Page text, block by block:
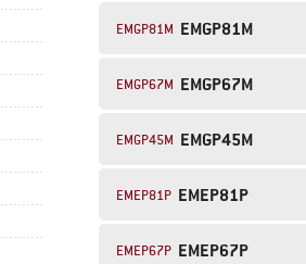
EMGP81M EMGP81M
EMGP67M EMGP67M
EMGP45M EMGP45M
EMEP81P EMEP81P
EMEP67P EMEP67P